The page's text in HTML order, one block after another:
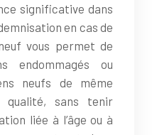
significative dans
en cas de
vous permet de
endommagés ou
neufs de même
sans tenir
liée à l’âge ou à